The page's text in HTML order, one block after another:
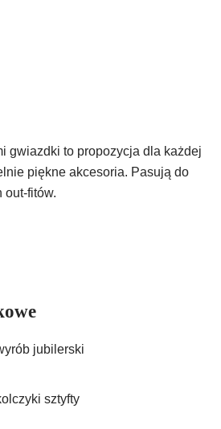
gwiazdki to propozycja dla każdej
piękne akcesoria. Pasują do
out-fitów.
jubilerski
sztyfty